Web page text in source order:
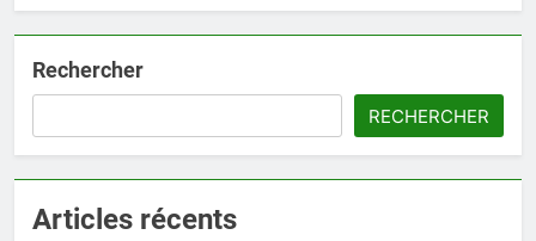
Rechercher
RECHERCHER
Articles récents